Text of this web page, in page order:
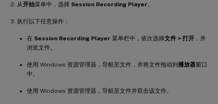
从开始菜单中，选择 Session Recording Player。
执行以下任意操作：
在 Session Recording Player 菜单栏中，依次选择文件 > 打开 ，并
浏览文件。
使用 Windows 资源管理器，导航至文件，并将文件拖动到 播放器窗口
中。
使用 Windows 资源管理器，导航至文件并双击该文件。